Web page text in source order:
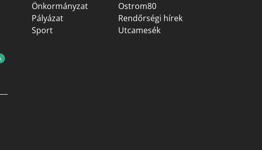
Önkormányzat
Ostrom80
Pályázat
Rendőrségi hírek
Sport
Utcamesék